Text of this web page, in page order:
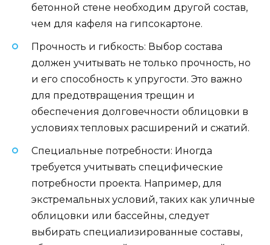
бетонной стене необходим другой состав,
чем для кафеля на гипсокартоне.
Прочность и гибкость: Выбор состава
должен учитывать не только прочность, но
и его способность к упругости. Это важно
для предотвращения трещин и
обеспечения долговечности облицовки в
условиях тепловых расширений и сжатий.
Специальные потребности: Иногда
требуется учитывать специфические
потребности проекта. Например, для
экстремальных условий, таких как уличные
облицовки или бассейны, следует
выбирать специализированные составы,